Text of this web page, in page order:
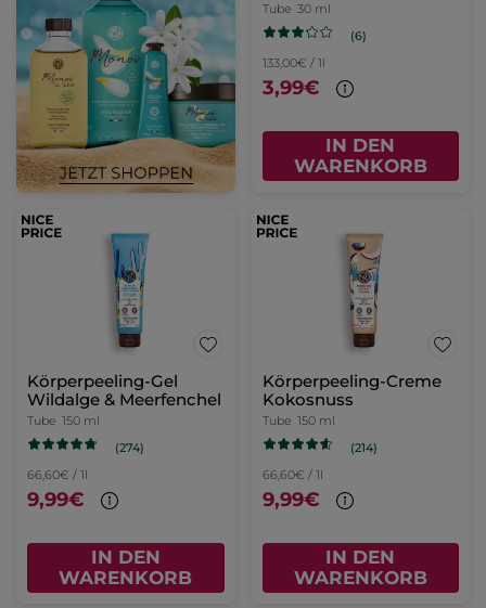
Tube 30 ml
(6)
133,00€ / 1l
3,99€
IN DEN
WARENKORB
Körperpeeling-Gel
Wildalge & Meerfenchel
Tube 150 ml
(274)
66,60€ / 1l
9,99€
IN DEN
WARENKORB
Körperpeeling-Creme
Kokosnuss
Tube 150 ml
(214)
66,60€ / 1l
9,99€
IN DEN
WARENKORB